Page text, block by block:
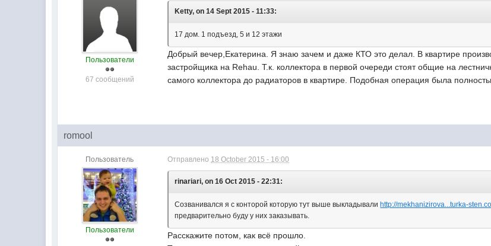
Пользователи
67 сообщений
Ketty, on 14 Sept 2015 - 11:33:
17 дом. 1 подъезд, 5 и 12 этажи
Добрый вечер,Екатерина. Я знаю зачем и даже КТО это делал. В квартире
застройщика на Rehau. Т.к. коллектора в первой очереди стоят общие на
самого коллектора до радиаторов в квартире. Подобная операция была
romool
Пользователь
Пользователи
Отправлено 18 October 2015 - 16:00
rinariari, on 16 Oct 2015 - 22:31:
Созванивался я с конторой которую тут выше выкладывали http://mekhanizirova...turka-
предварительно буду у них заказывать.
Расскажите потом, как всё прошло.